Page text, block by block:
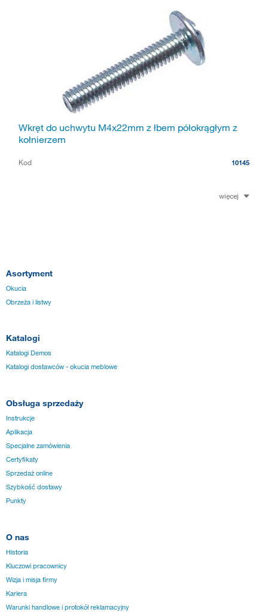
Wkręt do uchwytu M4x22mm z łbem półokrągłym z
kołnierzem
Kod 10145
więcej
Asortyment
Okucia
Obrzeża i listwy
Katalogi
Katalogi Demos
Katalogi dostawców - okucia meblowe
Obsługa sprzedaży
Instrukcje
Aplikacja
Specjalne zamówienia
Certyfikaty
Sprzedaż online
Szybkość dostawy
Punkty
O nas
Historia
Kluczowi pracownicy
Wizja i misja firmy
Kariera
Warunki handlowe i protokół reklamacyjny